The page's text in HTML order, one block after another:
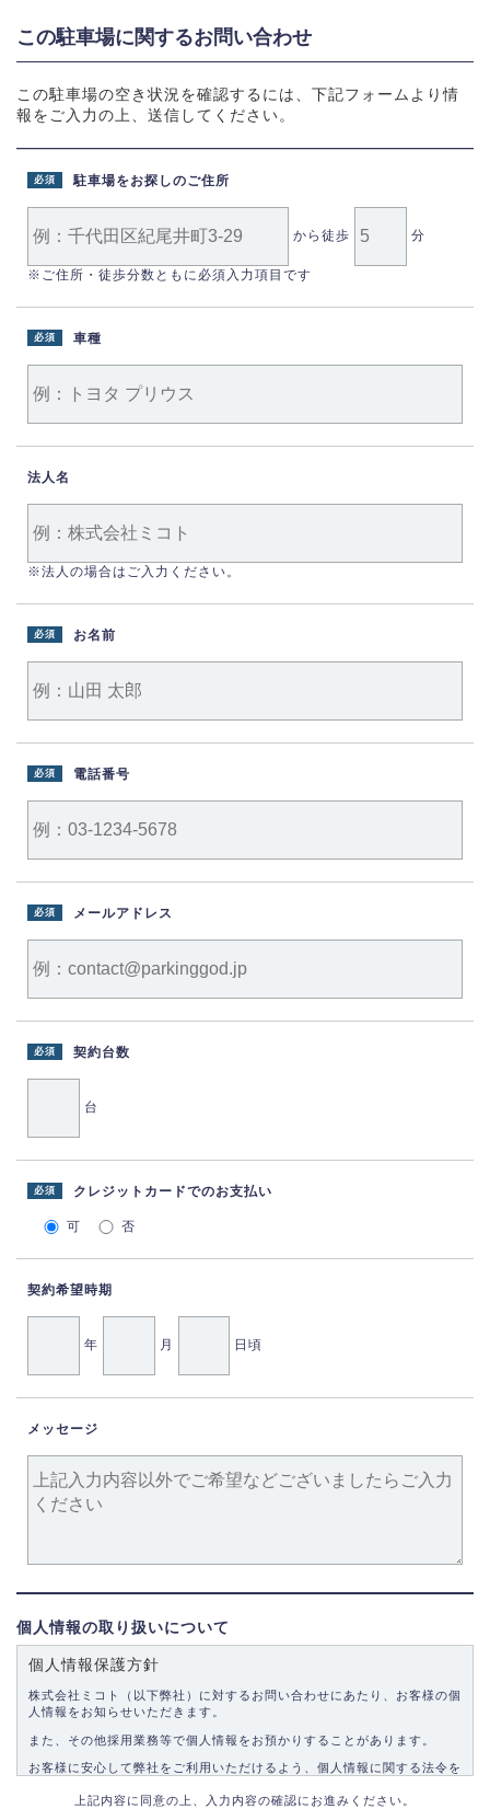
この駐車場に関するお問い合わせ
この駐車場の空き状況を確認するには、下記フォームより情
報をご入力の上、送信してください。
駐車場をお探しのご住所
必須
から徒歩 分
※ご住所・徒歩分数ともに必須入力項目です
車種
必須
法人名
※法人の場合はご入力ください。
お名前
必須
電話番号
必須
メールアドレス
必須
契約台数
必須
台
クレジットカードでのお支払い
必須
可 否
契約希望時期
年 月 日頃
メッセージ
個人情報の取り扱いについて
個人情報保護方針
株式会社ミコト（以下弊社）に対するお問い合わせにあたり、お客様の個
人情報をお知らせいただきます。
また、その他採用業務等で個人情報をお預かりすることがあります。
お客様に安心して弊社をご利用いただけるよう、個人情報に関する法令を
上記内容に同意の上、入力内容の確認にお進みください。